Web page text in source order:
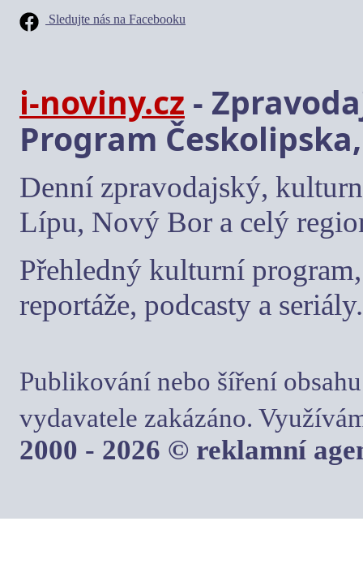
Sledujte nás na Facebooku
i-noviny.cz -
Program
Denní zpravodajský,
Lípu, Nový Bor a celý
Přehledný kulturní
reportáže, podcasty a seriály.
Publikování nebo šíření
vydavatele zakázáno.
2000 - 2026 © reklamní